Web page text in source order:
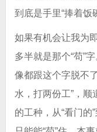
到底是手里“捧着饭
如果有机会让我为
多半就是那个“苟”
像都跟这个字脱不
水，打两份工”，顺
的工种，从“看门的”